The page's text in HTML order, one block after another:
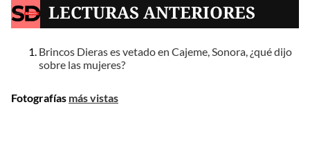
LECTURAS ANTERIORES
Brincos Dieras es vetado en Cajeme, Sonora, ¿qué dijo
sobre las mujeres?
Fotografías más vistas